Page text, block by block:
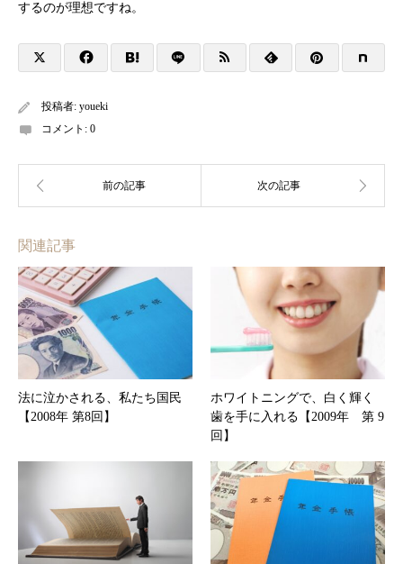
するのが理想ですね。
投稿者: youeki
コメント: 0
関連記事
法に泣かされる、私たち国民
【2008年 第8回】
ホワイトニングで、白く輝く
歯を手に入れる【2009年 第 9
回】